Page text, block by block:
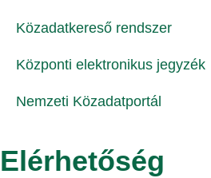
Közadatkereső rendszer
Központi elektronikus jegyzék
Nemzeti Közadatportál
Elérhetőség